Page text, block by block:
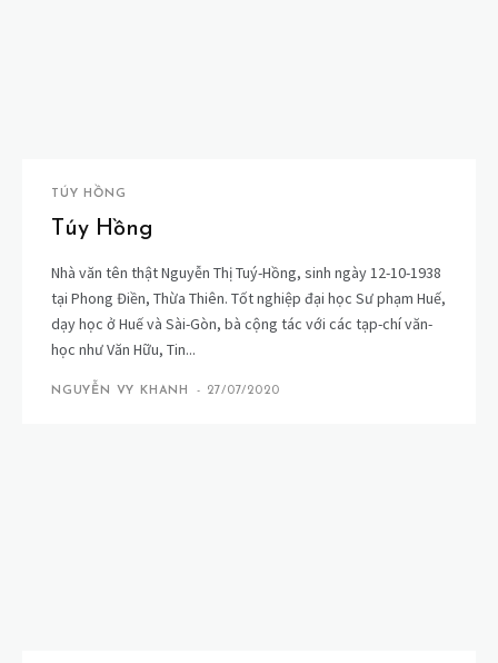
TÚY HỒNG
Túy Hồng
Nhà văn tên thật Nguyễn Thị Tuý-Hồng, sinh ngày 12-10-1938
tại Phong Điền, Thừa Thiên. Tốt nghiệp đại học Sư phạm Huế,
dạy học ở Huế và Sài-Gòn, bà cộng tác với các tạp-chí văn-
học như Văn Hữu, Tin...
NGUYỄN VY KHANH - 27/07/2020